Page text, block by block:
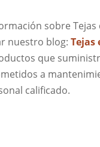
sobre Tejas
nuestro blog: Tejas
que
a
calificado.